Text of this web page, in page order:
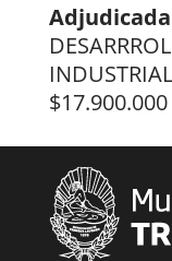
Adjudicada
$17.900.000